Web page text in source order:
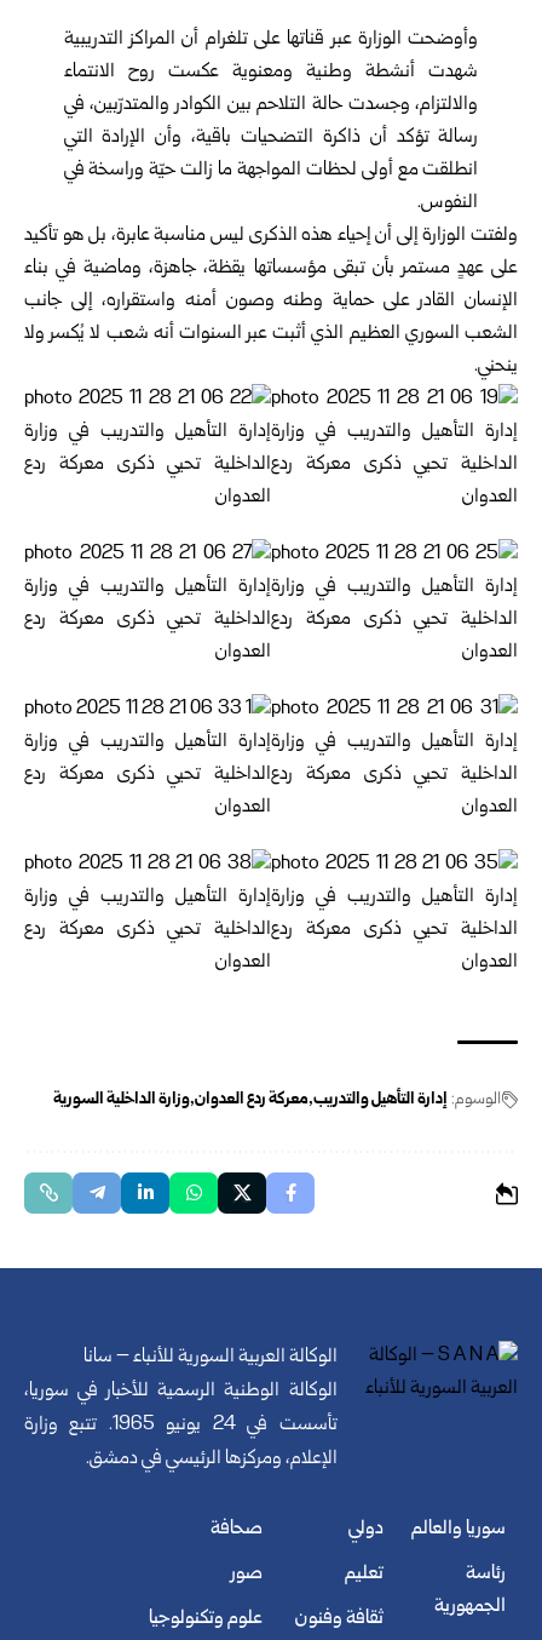
وأوضحت الوزارة عبر قناتها على تلغرام أن المراكز التدريبية
شهدت أنشطة وطنية ومعنوية عكست روح الانتماء
والالتزام، وجسدت حالة التلاحم بين الكوادر والمتدرّبين، في
رسالة تؤكد أن ذاكرة التضحيات باقية، وأن الإرادة التي
انطلقت مع أولى لحظات المواجهة ما زالت حيّة وراسخة في
النفوس.
ولفتت الوزارة إلى أن إحياء هذه الذكرى ليس مناسبة عابرة، بل هو تأكيد
على عهدٍ مستمر بأن تبقى مؤسساتها يقظة، جاهزة، وماضية في بناء
الإنسان القادر على حماية وطنه وصون أمنه واستقراره، إلى جانب
الشعب السوري العظيم الذي أثبت عبر السنوات أنه شعب لا يُكسر ولا
ينحني.
الوسوم: إدارة التأهيل والتدريب معركة ردع العدوان وزارة الداخلية السورية
الوكالة العربية السورية للأنباء – سانا
الوكالة الوطنية الرسمية للأخبار في سوريا،
تأسست في 24 يونيو 1965. تتبع وزارة
الإعلام، ومركزها الرئيسي في دمشق.
سوريا والعالم
رئاسة
الجمهورية
دولي
تعليم
ثقافة وفنون
صحافة
صور
علوم وتكنولوجيا